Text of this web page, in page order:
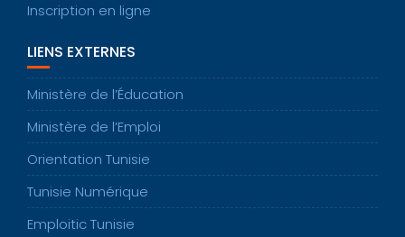
Inscription en ligne
LIENS EXTERNES
Ministère de l’Éducation
Ministère de l’Emploi
Orientation Tunisie
Tunisie Numérique
Emploitic Tunisie